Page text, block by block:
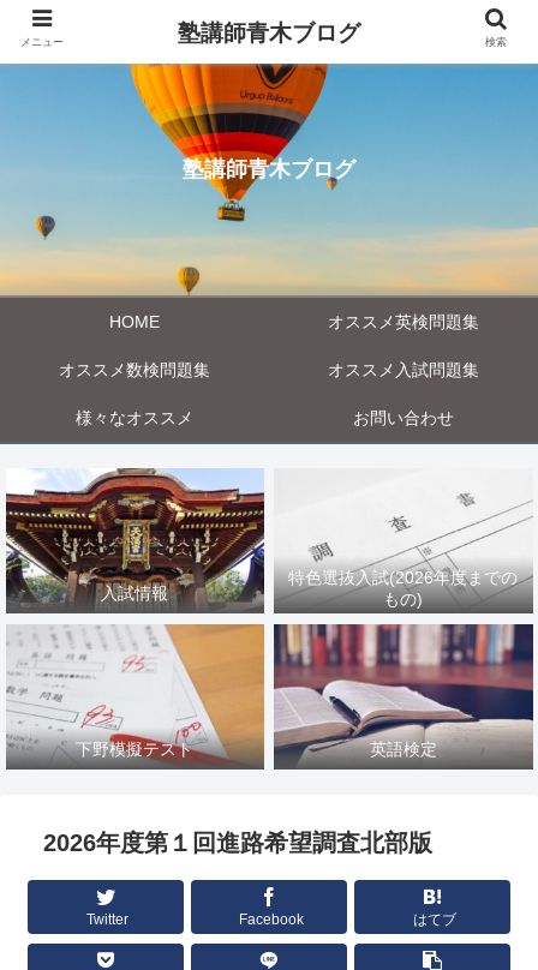
塾講師青木ブログ
HOME オススメ英検問題集
オススメ数検問題集 オススメ入試問題集
様々なオススメ お問い合わせ
入試情報
特色選抜入試(2026年度までの
もの)
下野模擬テスト 英語検定
2026年度第１回進路希望調査北部版
Twitter Facebook はてブ
メニュー 塾講師青木ブログ 検索